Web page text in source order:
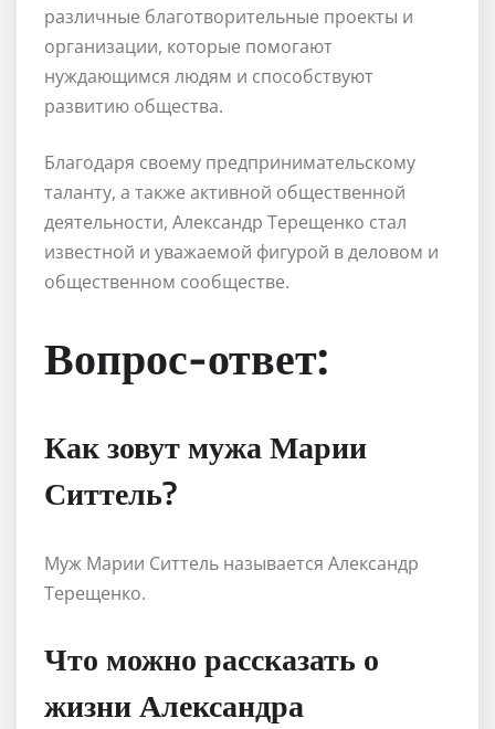
различные благотворительные проекты и
организации, которые помогают
нуждающимся людям и способствуют
развитию общества.
Благодаря своему предпринимательскому
таланту, а также активной общественной
деятельности, Александр Терещенко стал
известной и уважаемой фигурой в деловом и
общественном сообществе.
Вопрос-ответ:
Как зовут мужа Марии
Ситтель?
Муж Марии Ситтель называется Александр
Терещенко.
Что можно рассказать о
жизни Александра